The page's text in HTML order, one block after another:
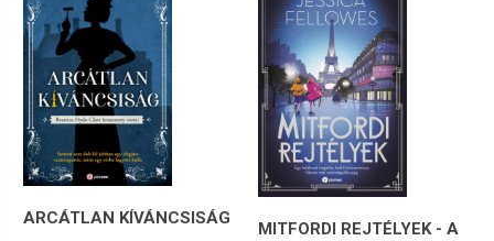
ARCÁTLAN KÍVÁNCSISÁG
MITFORDI REJTÉLYEK - A